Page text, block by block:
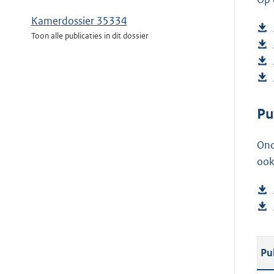
Kamerdossier 35334
Toon alle publicaties in dit dossier